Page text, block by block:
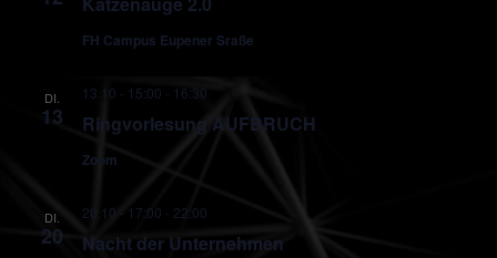
FH Campus Eupener Sraße
DI.
13 Ringvorlesung AUFBRUCH
13.10 - 15:00 - 16:30
Zoom
DI.
20 Nacht der Unternehmen
20.10 - 17:00 - 22:00